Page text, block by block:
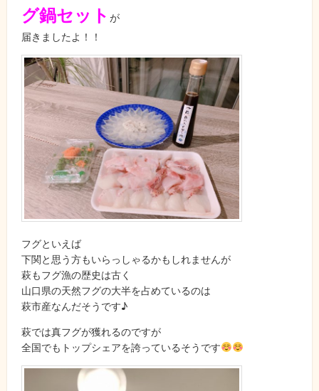
グ鍋セット が
届きましたよ！！
フグといえば
下関と思う方もいらっしゃるかもしれませんが
萩もフグ漁の歴史は古く
山口県の天然フグの大半を占めているのは
萩市産なんだそうです♪
萩では真フグが獲れるのですが
全国でもトップシェアを誇っているそうです